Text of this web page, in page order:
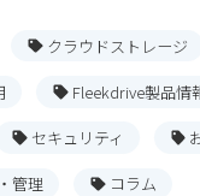
クラウドストレージ
Fleekdrive製品情
セキュリティ
管理 コラム